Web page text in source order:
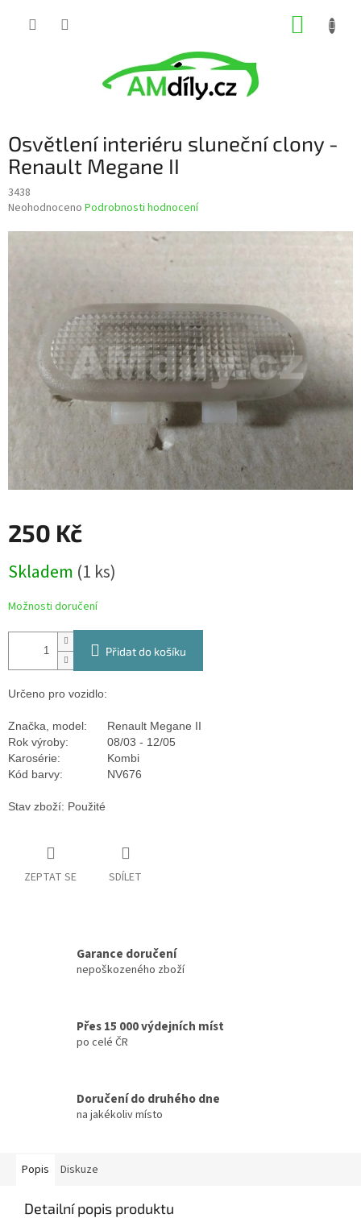
Osvětlení interiéru sluneční clony -
Renault Megane II
3438
Průměrné
Neohodnoceno Podrobnosti hodnocení
250 Kč
cena:
Skladem (1 ks)
Možnosti doručení
Přidat do košíku
Určeno pro vozidlo:
Značka, model:
Renault Megane II
Rok výroby:
08/03 - 12/05
Karosérie:
Kombi
Kód barvy:
NV676
Stav zboží: Použité
ZEPTAT SE SDÍLET
Garance doručení
nepoškozeného zboží
Přes 15 000 výdejních míst
po celé ČR
Doručení do druhého dne
na jakékoliv místo
Popis Diskuze
Detailní popis produktu